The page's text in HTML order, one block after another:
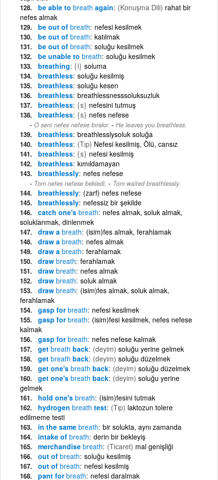
be able to breath again (Konuşma Dili) rahat bir
nefes almak
be out of breath nefesi kesilmek
be out of breath katılmak
be out of breath soluğu kesilmek
be unable to breath soluğu kesilmek
breathing {i} soluma
breathless soluğu kesilmiş
breathless soluğu kesen
breathless breathlessnesssoluksuzluk
breathless {s} nefesini tutmuş
breathless {s} nefes nefese
O seni nefes nefese bırakır. - He leaves you breathless.
breathless breathlesslysoluk soluğa
breathless (Tıp) Nefesi kesilmiş, Ölü, cansız
breathless {s} nefesi kesilmiş
breathless kımıldamayan
breathlessly nefes nefese
Tom nefes nefese bekledi. - Tom waited breathlessly.
breathlessly (zarf) nefes nefese
breathlessly nefessiz bir şekilde
catch one's breath nefes almak, soluk almak,
soluklanmak, dinlenmek
draw a breath (isim)fes almak, ferahlamak
draw a breath nefes almak
draw a breath ferahlamak
draw breath ferahlamak
draw breath nefes almak
draw breath soluk almak
draw breath (isim)fes almak, soluk almak,
ferahlamak
gasp forbreath nefesi kesilmek
gasp forbreath (isim)fesi kesilmek, nefes nefese
kalmak
gasp forbreath nefes nefese kalmak
get breath back (deyim) soluğu yerine gelmek
get breath back (deyim) soluğu düzelmek
get one's breath back (deyim) soluğu düzelmek
get one's breath back (deyim) soluğu yerine
gelmek
hold one's breath (isim)fesini tutmak
hydrogen breath test (Tıp) laktozun tolere
edilmeme testi
in the same breath bir solukta, aynı zamanda
intake of breath derin bir bekleyiş
merchandise breath (Ticaret) mal genişliği
out of breath soluğu kesilmiş
out of breath nefesi kesilmiş
pant forbreath nefesi daralmak